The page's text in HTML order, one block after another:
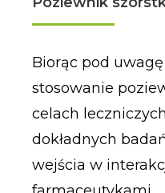
Biorąc pod
stosowanie
celach
dokładnych
wejścia w